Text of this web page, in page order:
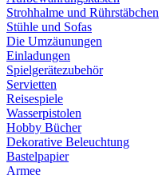
Strohhalme und Rührstäbchen
Stühle und Sofas
Die Umzäunungen
Einladungen
Spielgerätezubehör
Servietten
Reisespiele
Wasserpistolen
Hobby Bücher
Dekorative Beleuchtung
Bastelpapier
Armee